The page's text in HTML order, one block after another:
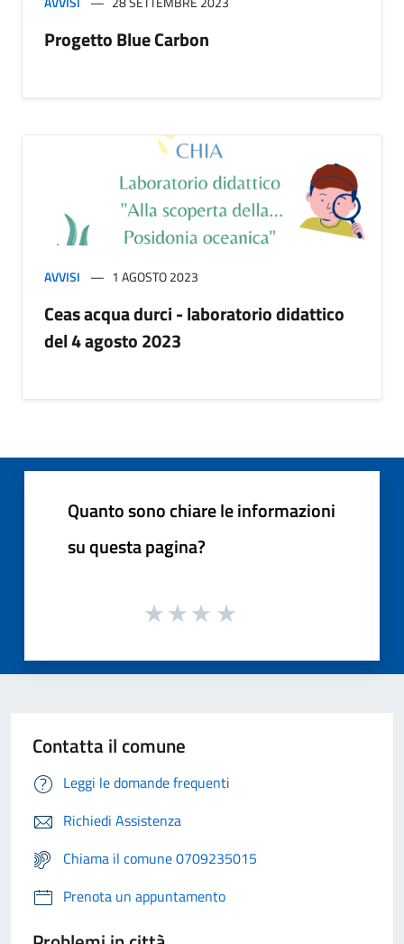
Progetto Blue Carbon
AVVISI 1 AGOSTO 2023
Ceas acqua durci - laboratorio didattico
del 4 agosto 2023
Quanto sono chiare le informazioni
su questa pagina?
Contatta il comune
Leggi le domande frequenti
Richiedi Assistenza
Chiama il comune 0709235015
Prenota un appuntamento